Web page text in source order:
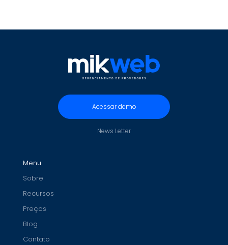
Acessar demo
News Letter
Menu
Sobre
Recursos
Preços
Blog
Contato